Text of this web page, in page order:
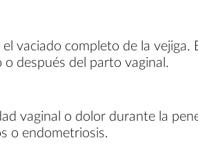
vaciado completo de la
después del parto vaginal.
vaginal o dolor durante la
o endometriosis.